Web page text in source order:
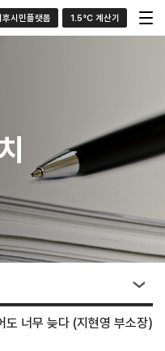
후시민플랫폼 1.5°C 계산기
너무 늦다 (지현영 부소장)